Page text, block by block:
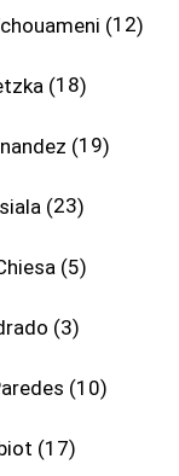
12
18
19
23
5
3
10
17